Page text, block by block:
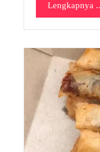
Lengkapnya